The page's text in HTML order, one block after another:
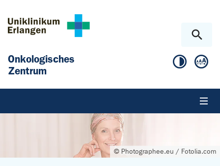
Onkologisches
Zentrum
© Photographee.eu / Fotolia.com